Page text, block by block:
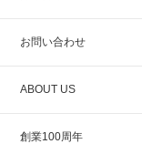
お問い合わせ
ABOUT US
創業100周年